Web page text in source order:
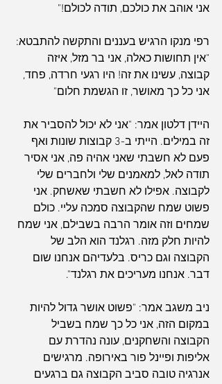
אני אוהב את כולכם, תודה לכולם!"
רפי מנקו הרגיש בעננים והתקשה להתבטא:
"אין תחושות כאלה, אני בר מזל, איזה
קבוצה, עשינו את זה! היו רגעי חרדה, פחד,
אני כל כך מאושר, זו הגשמת חלום"
היידן דלטון אמר: "אני לא יכול להסביר את
זה במילים. הייתי ב-3 קבוצות שונות ואף
פעם לא חשבתי שאני אהיה פה, אני אסיר
תודה לאל, למאמנים שלי ולחברים שלי
לקבוצה. אפילו לא חשבתי שאשחק. אני
פשוט שמח שהקבוצה סמכה עליי. כולם
שמחים וזה אומר הרבה בשבילם, אני שמח
להיות חלק מזה. רגלנד הוא הלב של
הקבוצה וגם כריס. בלעדיהם אנחנו שום
דבר. אנחנו מעריכים את רגלנד".
ניב משגב אמר: "פשוט אושר גדול להיות
במקום הזה, אני כל כך שמח בשביל
הקבוצה והשחקנים, עונה נהדרת עם
אליפות ופיינל פור באירופה. מרגישים
אנרגיה טובה סביב הקבוצה גם ברגעים